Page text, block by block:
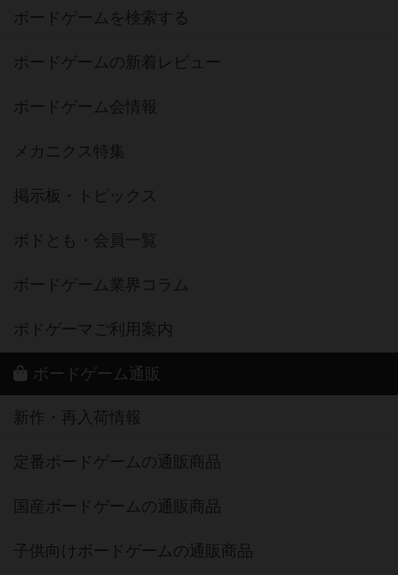
ボードゲームを検索する
ボードゲームの新着レビュー
ボードゲーム会情報
メカニクス特集
掲示板・トピックス
ボドとも・会員一覧
ボードゲーム業界コラム
ボドゲーマご利用案内
ボードゲーム通販
新作・再入荷情報
定番ボードゲームの通販商品
国産ボードゲームの通販商品
子供向けボードゲームの通販商品